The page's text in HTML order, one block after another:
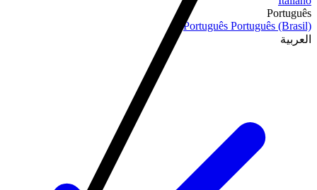
Português
Português Português (Brasil)
العربية